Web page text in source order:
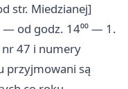
str. Miedzianej]
od godz. 14⁰⁰ — 1.
nr 47 i numery
przyjmowani są